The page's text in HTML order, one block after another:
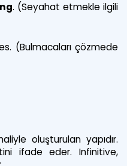
. (Seyahat etmekle ilgili
(Bulmacaları çözmede
oluşturulan yapıdır.
ifade eder. Infinitive,